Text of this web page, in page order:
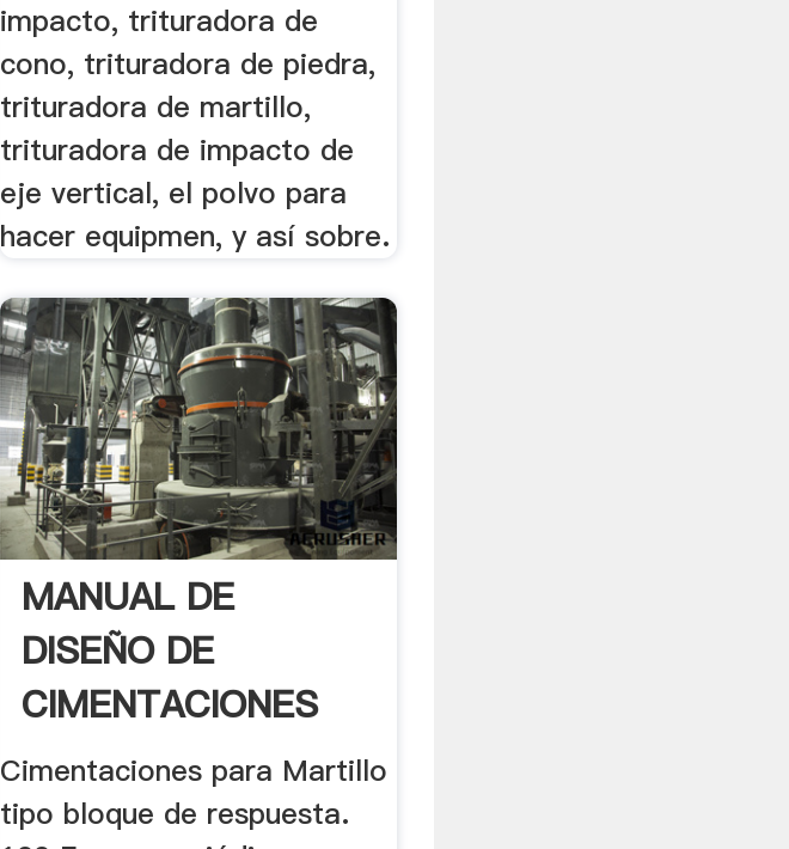
impacto, trituradora de
cono, trituradora de piedra,
trituradora de martillo,
trituradora de impacto de
eje vertical, el polvo para
hacer equipmen, y así sobre.
MANUAL DE
DISEÑO DE
CIMENTACIONES
TIPO BLOQUE .
Cimentaciones para Martillo
tipo bloque de respuesta.